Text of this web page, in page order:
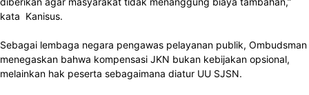
kata Kanisus.
Sebagai lembaga negara pengawas pelayanan publik, Ombudsman
menegaskan bahwa kompensasi JKN bukan kebijakan opsional,
melainkan hak peserta sebagaimana diatur UU SJSN.